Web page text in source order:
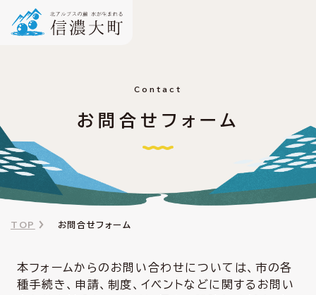
Contact
お問合せフォーム
TOP お問合せフォーム
本フォームからのお問い合わせについては、市の各
種手続き、申請、制度、イベントなどに関するお問い